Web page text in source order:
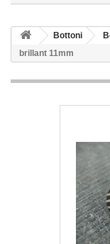
Bottoni
brillant 11mm